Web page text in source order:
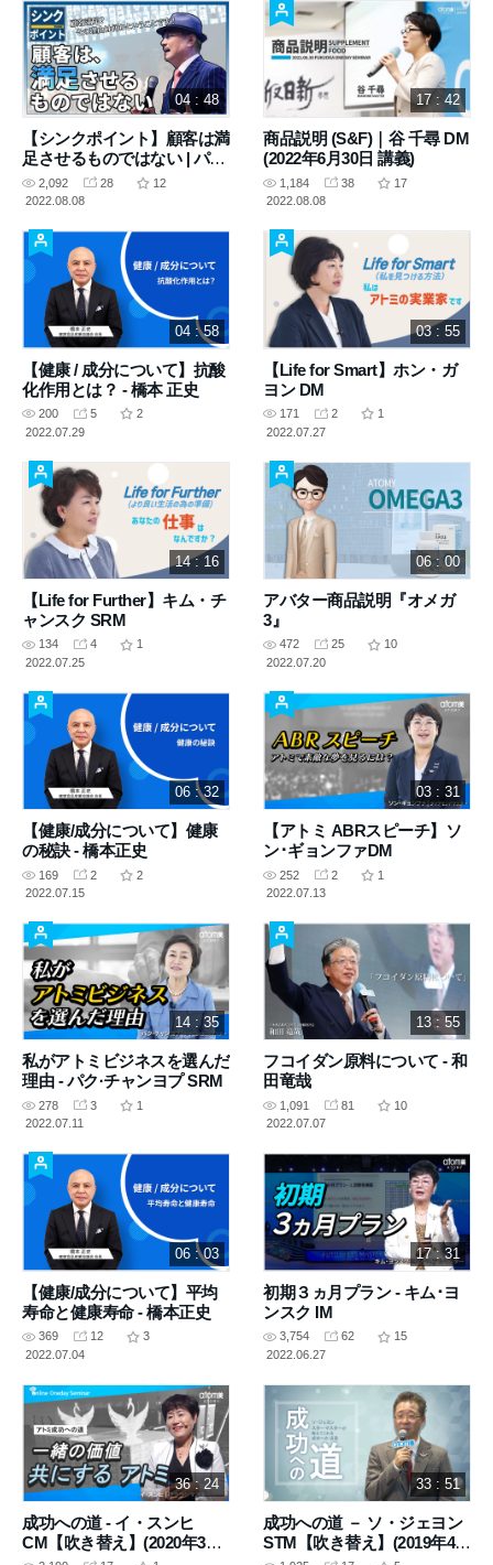
04 : 48
【シンクポイント】顧客は満
足させるものではない | パ
ク・ハンギル会長
2,092 28
12
2022.08.08
17 : 42
商品説明 (S&F)｜谷 千尋 DM
(2022年6月30日 講義)
1,184 38
17
2022.08.08
04 : 58
【健康 / 成分について】抗酸
化作用とは？ - 橋本 正史
200 5
2
2022.07.29
03 : 55
【Life for Smart】ホン・ガ
ヨン DM
171 2
1
2022.07.27
14 : 16
【Life for Further】キム・チ
ャンスク SRM
134 4
1
2022.07.25
06 : 00
アバター商品説明『オメガ
3』
472 25
10
2022.07.20
06 : 32
【健康/成分について】健康
の秘訣 - 橋本正史
169 2
2
2022.07.15
03 : 31
【アトミ ABRスピーチ】ソ
ン･ギョンファDM
252 2
1
2022.07.13
14 : 35
私がアトミビジネスを選んだ
理由 - パク·チャンヨプ SRM
278 3
1
2022.07.11
13 : 55
フコイダン原料について - 和
田竜哉
1,091 81
10
2022.07.07
06 : 03
【健康/成分について】平均
寿命と健康寿命 - 橋本正史
369 12
3
2022.07.04
17 : 31
初期３ヵ月プラン - キム･ヨ
ンスク IM
3,754 62
15
2022.06.27
36 : 24
成功への道 - イ・スンヒ
CM【吹き替え】(2020年3月
33 : 51
成功への道 － ソ・ジェヨン
STM【吹き替え】(2019年4月